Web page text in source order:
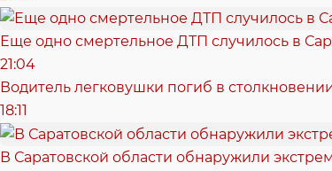
Еще одно смертельное ДТП случилось в
21:04
Водитель легковушки погиб в
18:11
В Саратовской области обнаружили